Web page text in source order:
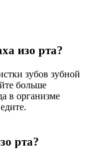
изо рта?
зубов зубной
больше
в организме
рта?